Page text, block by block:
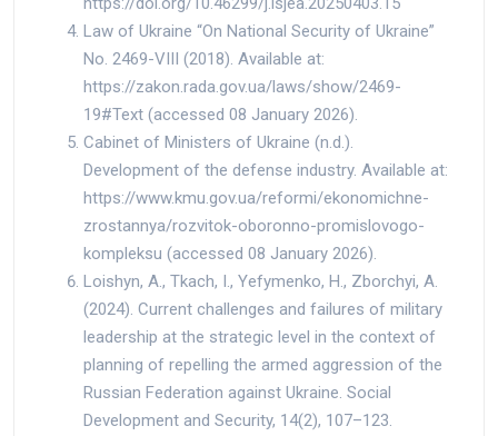
Law of Ukraine “On National Security of Ukraine”
No. 2469-VIII (2018). Available at:
https://zakon.rada.gov.ua/laws/show/2469-
19#Text (accessed 08 January 2026).
Cabinet of Ministers of Ukraine (n.d.).
Development of the defense industry. Available at:
https://www.kmu.gov.ua/reformi/ekonomichne-
zrostannya/rozvitok-oboronno-promislovogo-
kompleksu (accessed 08 January 2026).
Loishyn, A., Tkach, I., Yefymenko, H., Zborchyi, A.
(2024). Current challenges and failures of military
leadership at the strategic level in the context of
planning of repelling the armed aggression of the
Russian Federation against Ukraine. Social
Development and Security, 14(2), 107–123.